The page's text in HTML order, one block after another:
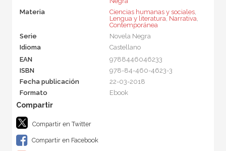
Materia
Ciencias humanas y sociales,
Lengua y literatura, Narrativa,
Contemporánea
Serie
Novela Negra
Idioma
Castellano
EAN
9788446046233
ISBN
978-84-460-4623-3
Fecha publicación
22-03-2018
Formato
Ebook
Compartir en Twitter
Compartir en Facebook